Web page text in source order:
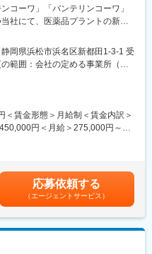
助・入浴介助・排泄介助・食事
務など介護業務全般エリアマネ
ープホーム、通所介護、生活介
訪問看護・介護等
庫を中心に全国で介護事業・医
広く手がけております。
ています。 ここ数年で飛躍的に
って大きく成長していることを
らこそ、「会社のこれから」を
が感じられる環境です。
ヘルスケア事業を通して、地域
コーワ」「バンテリンコーワ」
社にて、医薬品プラントの新規
プラントの新規立ち上げ業務等
工管理
の導入計画（フィージビリティ
など
岡県浜松市浜名区新都田1-3-1 受
範囲：会社の定める事業所（リ
＜賃金形態＞月給制＜賃金内訳＞
円＜月給＞275,000円～
固定手当を含めた表記です。
応募依頼する
（エージェントサービス）